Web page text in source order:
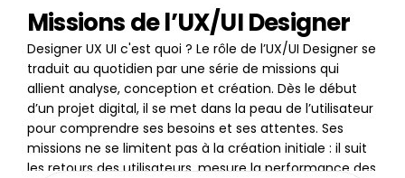
Missions de l’UX/UI Designer
Designer UX UI c'est quoi ? Le rôle de l’UX/UI Designer se
traduit au quotidien par une série de missions qui
allient analyse, conception et création. Dès le début
d’un projet digital, il se met dans la peau de l’utilisateur
pour comprendre ses besoins et ses attentes. Ses
missions ne se limitent pas à la création initiale : il suit
les retours des utilisateurs, mesure la performance des